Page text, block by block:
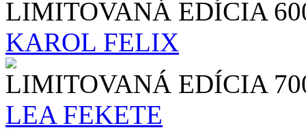
LIMITOVANÁ EDÍCIA
KAROL FELIX
LIMITOVANÁ EDÍCIA
LEA FEKETE